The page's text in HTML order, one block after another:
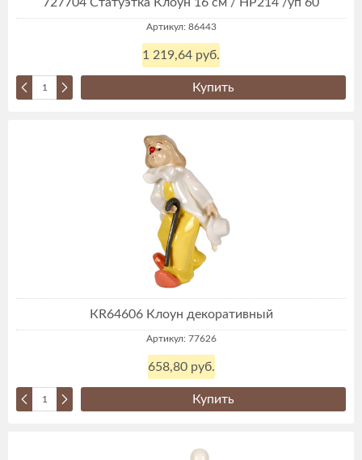
Артикул: 86443
1 219,64 руб.
Купить
КR64606 Клоун декоративный
Артикул: 77626
658,80 руб.
Купить